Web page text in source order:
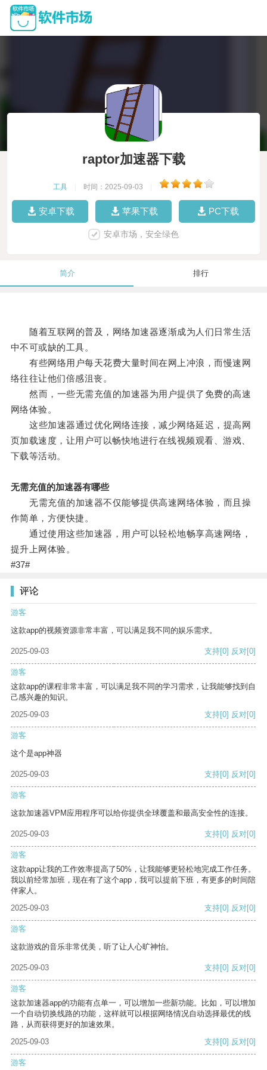
raptor加速器下载
工具 时间：2025-09-03
安卓下载 苹果下载 PC下载
安卓市场，安全绿色
简介 排行
随着互联网的普及，网络加速器逐渐成为人们日常生活
中不可或缺的工具。
有些网络用户每天花费大量时间在网上冲浪，而慢速网
络往往让他们倍感沮丧。
然而，一些无需充值的加速器为用户提供了免费的高速
网络体验。
这些加速器通过优化网络连接，减少网络延迟，提高网
页加载速度，让用户可以畅快地进行在线视频观看、游戏、
下载等活动。
无需充值的加速器有哪些
无需充值的加速器不仅能够提供高速网络体验，而且操
作简单，方便快捷。
通过使用这些加速器，用户可以轻松地畅享高速网络，
提升上网体验。
#37#
评论
游客
这款app的视频资源非常丰富，可以满足我不同的娱乐需求。
2025-09-03 支持[0] 反对[0]
游客
这款app的课程非常丰富，可以满足我不同的学习需求，让我能够找到自
己感兴趣的知识。
2025-09-03
支持[0] 反对[0]
游客
这个是app神器
2025-09-03 支持[0] 反对[0]
游客
这款加速器VPM应用程序可以给你提供全球覆盖和最高安全性的连接。
2025-09-03 支持[0] 反对[0]
游客
这款app让我的工作效率提高了50%，让我能够更轻松地完成工作任务。
我以前经常加班，现在有了这个app，我可以提前下班，有更多的时间陪
伴家人。
2025-09-03
支持[0] 反对[0]
游客
这款游戏的音乐非常优美，听了让人心旷神怡。
2025-09-03 支持[0] 反对[0]
游客
这款加速器app的功能有点单一，可以增加一些新功能。比如，可以增加
一个自动切换线路的功能，这样就可以根据网络情况自动选择最优的线
路，从而获得更好的加速效果。
2025-09-03
支持[0] 反对[0]
游客